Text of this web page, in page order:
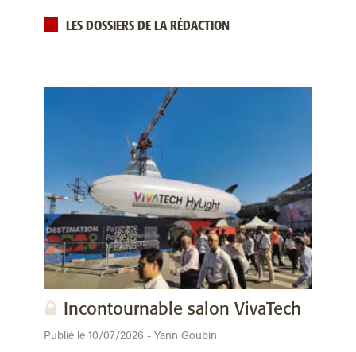
LES DOSSIERS DE LA RÉDACTION
Incontournable salon VivaTech
Publié le 10/07/2026 - Yann Goubin